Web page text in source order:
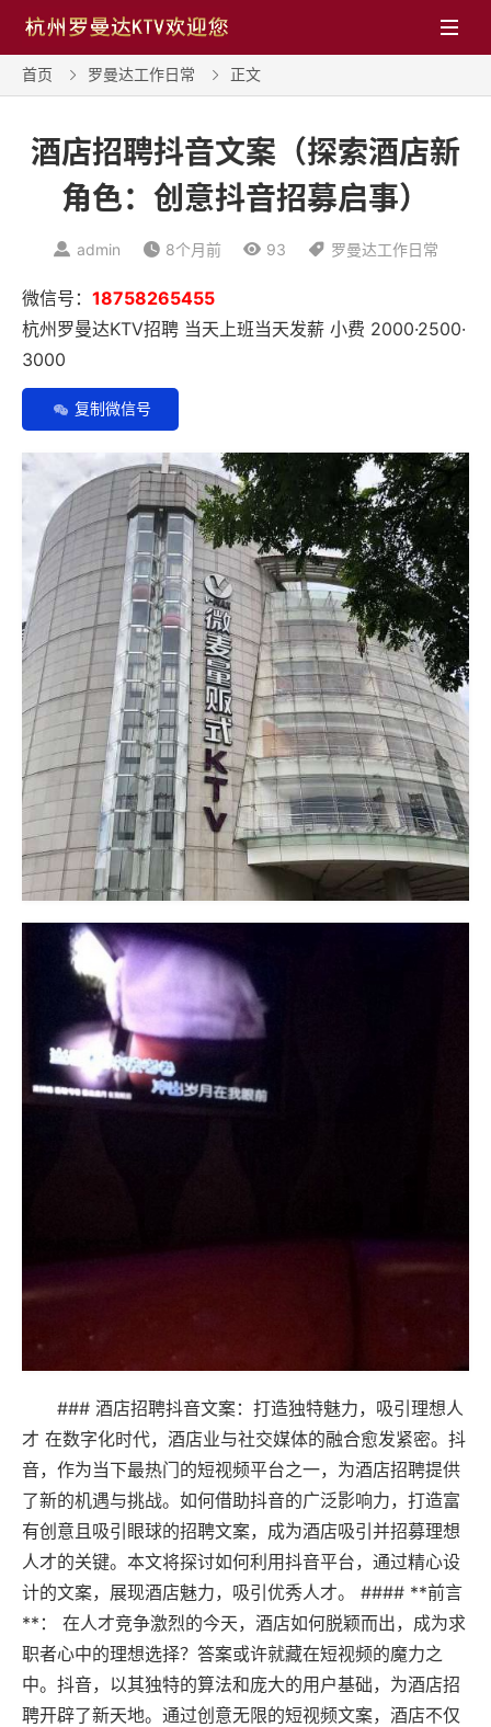

首页  罗曼达工作日常  正文
酒店招聘抖音文案（探索酒店新
角色：创意抖音招募启事）
 admin  8个月前  93  罗曼达工作日常
微信号： 18758265455
杭州罗曼达KTV招聘 当天上班当天发薪 小费 2000·2500·
3000
复制微信号
### 酒店招聘抖音文案：打造独特魅力，吸引理想人
才 在数字化时代，酒店业与社交媒体的融合愈发紧密。抖
音，作为当下最热门的短视频平台之一，为酒店招聘提供
了新的机遇与挑战。如何借助抖音的广泛影响力，打造富
有创意且吸引眼球的招聘文案，成为酒店吸引并招募理想
人才的关键。本文将探讨如何利用抖音平台，通过精心设
计的文案，展现酒店魅力，吸引优秀人才。 #### **前言
**： 在人才竞争激烈的今天，酒店如何脱颖而出，成为求
职者心中的理想选择？答案或许就藏在短视频的魔力之
中。抖音，以其独特的算法和庞大的用户基础，为酒店招
聘开辟了新天地。通过创意无限的短视频文案，酒店不仅